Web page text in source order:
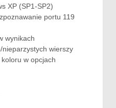
XP (SP1-SP2)
portu 119
wynikach
wierszy
w opcjach